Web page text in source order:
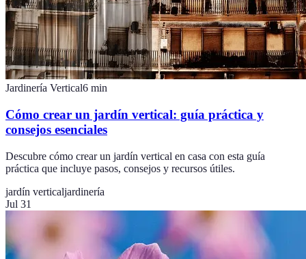
Jardinería Vertical6 min
Cómo crear un jardín vertical: guía práctica y
consejos esenciales
Descubre cómo crear un jardín vertical en casa con esta guía
práctica que incluye pasos, consejos y recursos útiles.
jardín verticaljardinería
Jul 31